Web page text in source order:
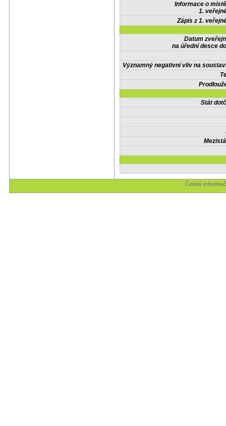
Informace o
1.
Zápis z 1.
Datum
na úřední desce
Významný negativní vliv na
Stát
Česká